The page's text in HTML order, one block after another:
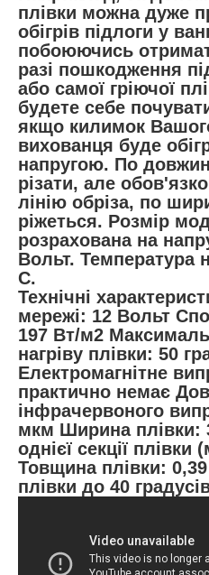
плівки можна дуже
обігрів підлоги у
побоюючись
разі пошкодження
або самої гріючої
будете себе
якщо килимок
вихованця буде
напругою. По
різати, але
лінію обріза, по
ріжеться. Розмір
розрахована на
Вольт. Температура
С.
Технічні
мережі: 12 Вольт
197 Вт/м2
нагріву плівки: 50
Електромагнітне
практично немає
інфрачервоного
мкм Ширина плівки:
однієї секції
Товщина плівки:
плівки до 40